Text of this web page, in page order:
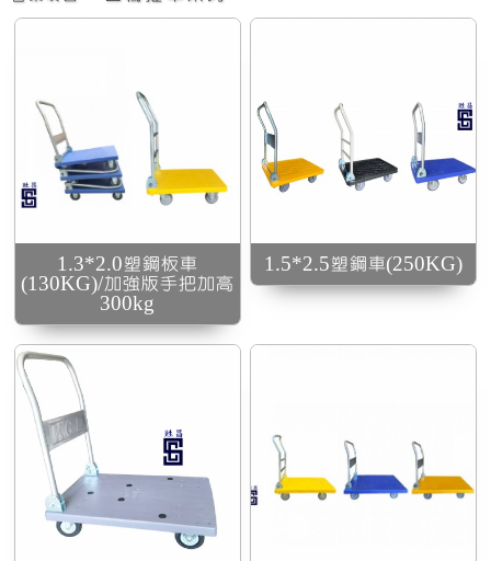
1.3*2.0塑鋼板車
(130KG)/加強版手把加高
300kg
1.5*2.5塑鋼車(250KG)
1.6*2.6塑鋼車(250-
400KG)
方形踏管減少長期使
用後過度搖晃 / 補強